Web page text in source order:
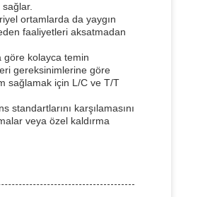
ortamlarda da yaygın
faaliyetleri aksatmadan
göre kolayca temin
gereksinimlerine göre
sağlamak için L/C ve T/T
karşılamasını
veya özel kaldırma